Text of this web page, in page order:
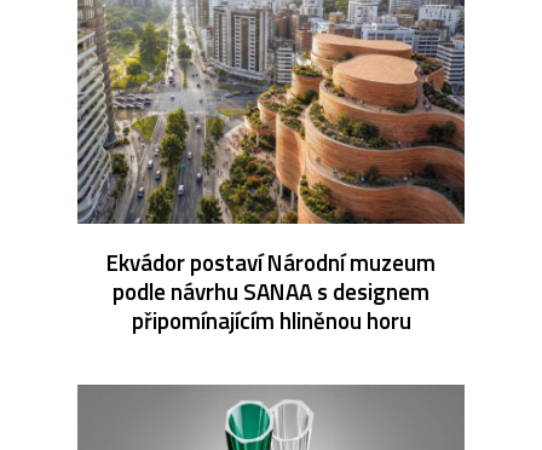
Ekvádor postaví Národní muzeum
podle návrhu SANAA s designem
připomínajícím hliněnou horu